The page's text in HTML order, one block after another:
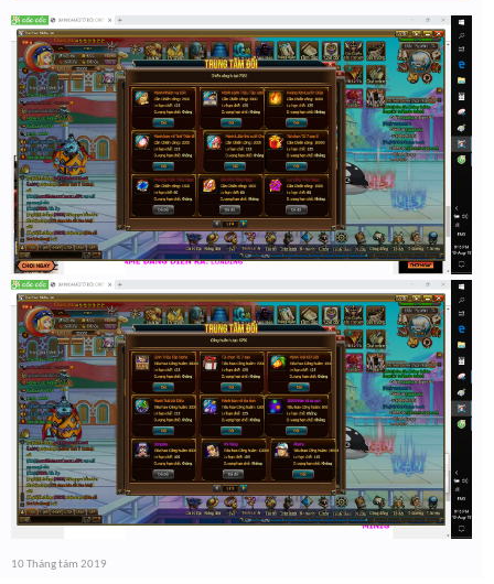
10 Tháng tám 2019